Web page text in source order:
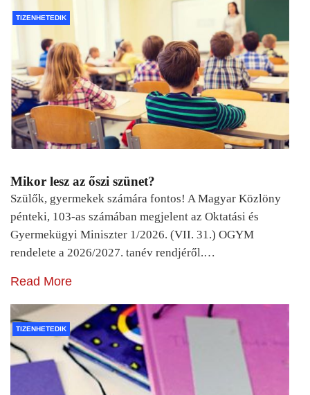
TIZENHETEDIK
Mikor lesz az őszi szünet?
Szülők, gyermekek számára fontos! A Magyar Közlöny
pénteki, 103-as számában megjelent az Oktatási és
Gyermekügyi Miniszter 1/2026. (VII. 31.) OGYM
rendelete a 2026/2027. tanév rendjéről.…
Read More
TIZENHETEDIK